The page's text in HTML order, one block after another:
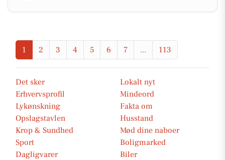
1 2 3 4 5 6 7 ... 113
Det sker
Lokalt nyt
Erhvervsprofil
Mindeord
Lykønskning
Fakta om
Opslagstavlen
Husstand
Krop & Sundhed
Mød dine naboer
Sport
Boligmarked
Dagligvarer
Biler